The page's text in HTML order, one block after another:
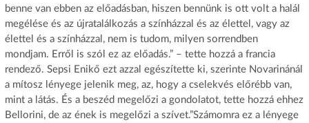
benne van ebben az előadásban, hiszen bennünk is ott volt a halál
megélése és az újratalálkozás a színházzal és az élettel, vagy az
élettel és a színházzal, nem is tudom, milyen sorrendben
mondjam. Erről is szól ez az előadás.” – tette hozzá a francia
rendező. Sepsi Enikő ezt azzal egészítette ki, szerinte Novarinánál
a mítosz lényege jelenik meg, az, hogy a cselekvés előrébb van,
mint a látás. És a beszéd megelőzi a gondolatot, tette hozzá ehhez
Bellorini, de az ének is megelőzi a szívet.”Számomra ez a lényege